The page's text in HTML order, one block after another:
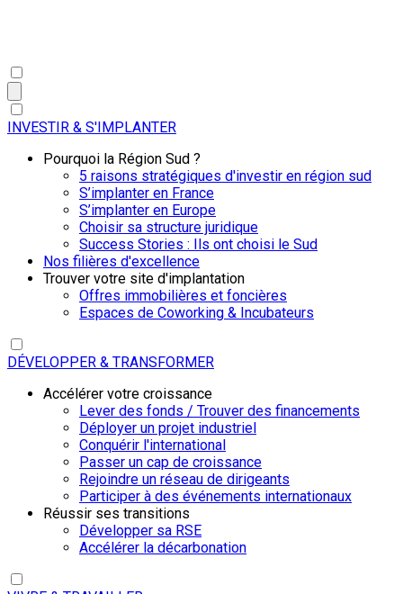
INVESTIR & S'IMPLANTER
Pourquoi la Région Sud ?
5 raisons stratégiques d'investir en région sud
S’implanter en France
S’implanter en Europe
Choisir sa structure juridique
Success Stories : Ils ont choisi le Sud
Nos filières d'excellence
Trouver votre site d'implantation
Offres immobilières et foncières
Espaces de Coworking & Incubateurs
DÉVELOPPER & TRANSFORMER
Accélérer votre croissance
Lever des fonds / Trouver des financements
Déployer un projet industriel
Conquérir l'international
Passer un cap de croissance
Rejoindre un réseau de dirigeants
Participer à des événements internationaux
Réussir ses transitions
Développer sa RSE
Accélérer la décarbonation